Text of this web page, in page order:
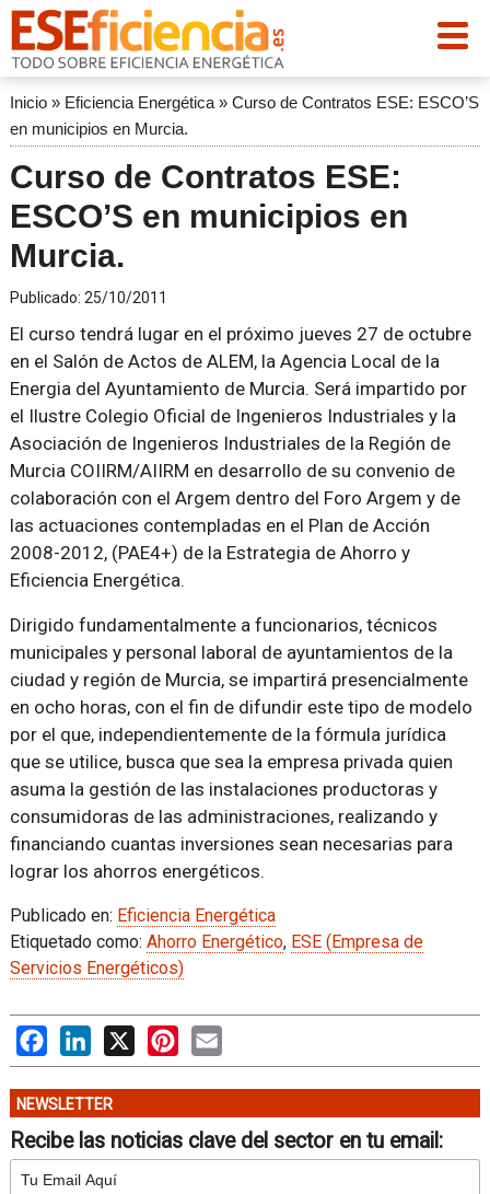
Inicio» Eficiencia Energética» Curso de Contratos ESE: ESCO’S
en municipios en Murcia.
Curso de Contratos ESE:
ESCO’S en municipios en
Murcia.
Publicado: 25/10/2011
El curso tendrá lugar en el próximo jueves 27 de octubre
en el Salón de Actos de ALEM, la Agencia Local de la
Energia del Ayuntamiento de Murcia. Será impartido por
el Ilustre Colegio Oficial de Ingenieros Industriales y la
Asociación de Ingenieros Industriales de la Región de
Murcia COIIRM/AIIRM en desarrollo de su convenio de
colaboración con el Argem dentro del Foro Argem y de
las actuaciones contempladas en el Plan de Acción
2008-2012, (PAE4+) de la Estrategia de Ahorro y
Eficiencia Energética.
Dirigido fundamentalmente a funcionarios, técnicos
municipales y personal laboral de ayuntamientos de la
ciudad y región de Murcia, se impartirá presencialmente
en ocho horas, con el fin de difundir este tipo de modelo
por el que, independientemente de la fórmula jurídica
que se utilice, busca que sea la empresa privada quien
asuma la gestión de las instalaciones productoras y
consumidoras de las administraciones, realizando y
financiando cuantas inversiones sean necesarias para
lograr los ahorros energéticos.
Publicado en: Eficiencia Energética
Etiquetado como: Ahorro Energético, ESE (Empresa de
Servicios Energéticos)
FacebookLinkedIn
X PinterestEmail
NEWSLETTER
Recibe las noticias clave del sector en tu email: